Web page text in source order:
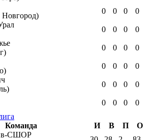
0 0 0 0
0 0 0 0
0 0 0 0
0 0 0 0
0 0 0 0
0 0 0
0
Команда
И В П
О
CШОР